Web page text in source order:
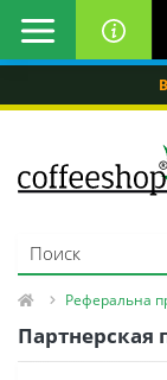
Реферальна
Партнерская